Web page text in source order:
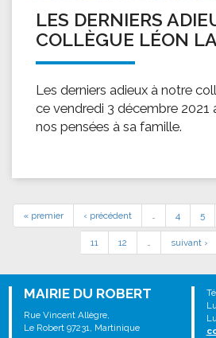
LES DERNIERS
COLLÈGUE LÉON
Les derniers adieux à notre
ce vendredi 3 décembre 2021
nos pensées à sa famille.
« premier ‹ précédent … 4 5
11 12 … suivant ›
MAIRIE DU ROBERT
Rue Vincent Allègre,
Le Robert 97231, Martinique